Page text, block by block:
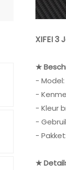
XIFEI
★
- Model:
-
- Kleur
-
-
★